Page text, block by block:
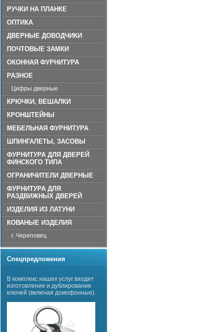
РУЧКИ НА ПЛАНКЕ
ОПТИКА
ДВЕРНЫЕ ДОВОДЧИКИ
ПОЧТОВЫЕ ЗАМКИ
ОКОННАЯ ФУРНИТУРА
РАЗНОЕ
Цифры дверные
КРЮЧКИ, ВЕШАЛКИ
КРОНШТЕЙНЫ
МЕБЕЛЬНАЯ ФУРНИТУРА
ШПИНГАЛЕТЫ, ЗАСОВЫ
ФУРНИТУРА ДЛЯ ДВЕРЕЙ
ФИНСКОГО ТИПА
ОГРАНИЧИТЕЛИ ДВЕРНЫЕ
ФУРНИТУРА ДЛЯ
РАЗДВИЖНЫХ ДВЕРЕЙ
ИЗДЕЛИЯ ИЗ ЛАТУНИ
КОВАНЫЕ ИЗДЕЛИЯ
г. Череповец
Спецпредложения
В комплекс наших услуг входит
изготовление и дублирование
ключей (включая домофонные).